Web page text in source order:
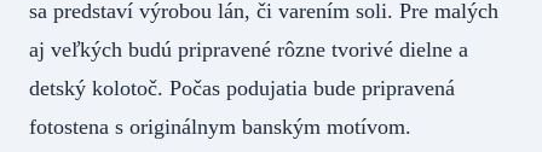
sa predstaví výrobou lán, či varením soli. Pre malých
aj veľkých budú pripravené rôzne tvorivé dielne a
detský kolotoč. Počas podujatia bude pripravená
fotostena s originálnym banským motívom.